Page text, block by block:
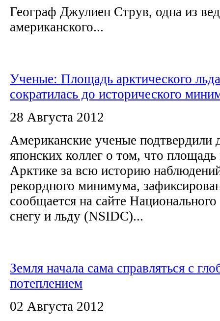
Географ Джулиен Струв, одна из
американского...
Ученые: Площадь арктического льда
сократилась до исторического
28 Августа 2012
Американские ученые подтвердили
японских коллег о том, что площадь
Арктике за всю историю
рекордного минимума,
сообщается на сайте
снегу и льду (NSIDC)...
Земля начала сама справляться с
потеплением
02 Августа 2012